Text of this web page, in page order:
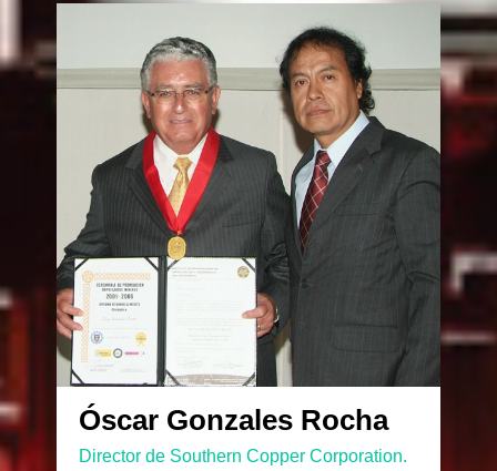
Óscar Gonzales Rocha
Director de Southern Copper Corporation.